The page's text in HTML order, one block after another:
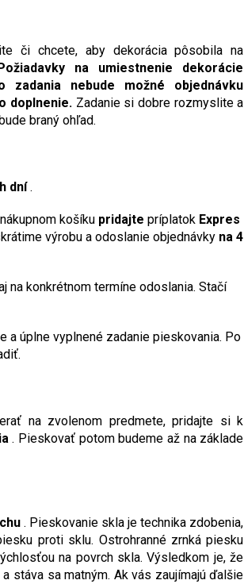
či chcete, aby dekorácia pôsobila na
na umiestnenie dekorácie
zadania nebude možné objednávku
doplnenie. Zadanie si dobre rozmyslite a
braný ohľad.
dní.
košíku pridajte príplatok Expres
výrobu a odoslanie objednávky na 4
na konkrétnom termíne odoslania. Stačí
a úplne vyplnené zadanie pieskovania. Po
na zvolenom predmete, pridajte si k
. Pieskovať potom budeme až na základe
. Pieskovanie skla je technika zdobenia,
proti sklu. Ostrohranné zrnká piesku
na povrch skla. Výsledkom je, že
stáva sa matným. Ak vás zaujímajú ďalšie